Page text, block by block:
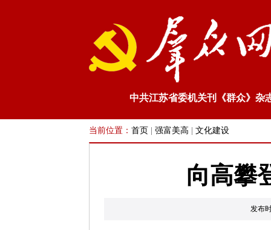
中共江苏省委机关刊《群众》杂
当前位置： 首页 强富美高 文化建设
向高攀
发布